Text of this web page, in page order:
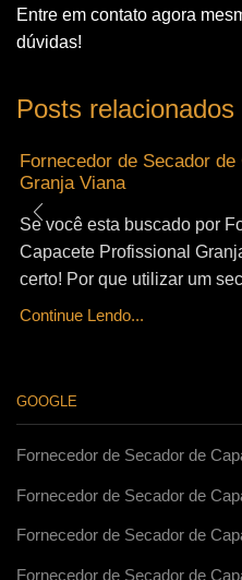
Entre em contato agora
dúvidas!
Posts relacionados
Fornecedor de Secador
Granja Viana
Se você esta buscado por
Capacete Profissional
certo! Por que utilizar um
Continue Lendo...
GOOGLE
Fornecedor de Secador de
Fornecedor de Secador de
Fornecedor de Secador de
Fornecedor de Secador de